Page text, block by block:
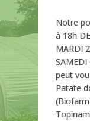
Notre
à 18h
MARDI
peut
Patate